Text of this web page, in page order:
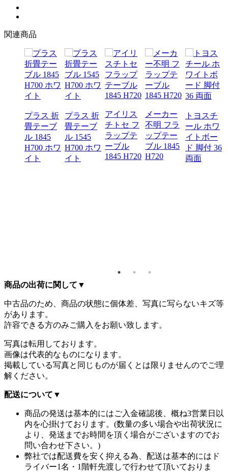
関連商品
プラス 折
畳テーブ
ル 1845
H700 ホワ
イト
プラス 折
畳テーブ
ル 1545
H700 ホワ
イト
アイリス
チトセ フ
ラップテ
ーブル
1845 H720
メーカー
不明 フラ
ップテー
ブル 1845
H720
トヨスチ
ール ホワ
イトボー
ド 脚付 36
両面
商品の出荷に関して ▼
中古品のため、商品の状態に個体差、写真に写らないキズ等
があります。
許容できる方のみご購入をお願い致します。
写真は転用しております。
画像は代表的なものになります。
掲載している写真と同じものが届くとは限りませんのでご理
解ください。
配送について ▼
商品の発送は基本的にはご入金確認後、概ね3営業日以
内を心掛けております。(数量の多い場合や出荷状況に
より、発送までお時間を頂く場合がございますのでお
問い合わせ下さい。)
弊社では配送費を安く抑える為、配送は基本的にはド
ライバー1名・1階軒先渡しで行わせて頂いておりま